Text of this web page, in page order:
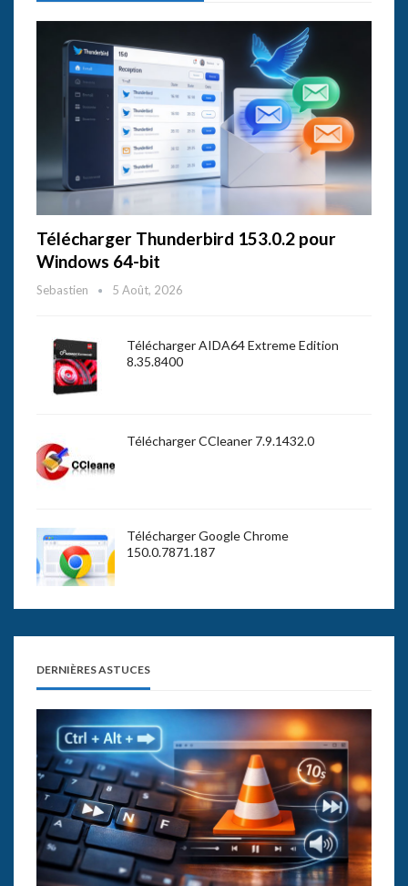
Télécharger Thunderbird 153.0.2 pour
Windows 64-bit
Sebastien 5 Août, 2026
Télécharger AIDA64 Extreme Edition
8.35.8400
Télécharger CCleaner 7.9.1432.0
Télécharger Google Chrome
150.0.7871.187
DERNIÈRES ASTUCES